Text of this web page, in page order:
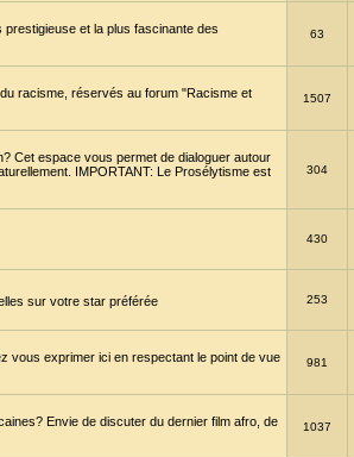
et la plus fascinante des
63
racisme, réservés au forum "Racisme et
1507
Cet espace vous permet de dialoguer autour
IMPORTANT: Le Prosélytisme est
304
430
sur votre star préférée 253
vous exprimer ici en respectant le point de vue
981
Envie de discuter du dernier film afro, de
1037